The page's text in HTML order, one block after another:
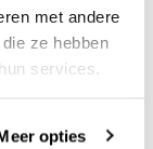
met andere
ze hebben
services.
opties